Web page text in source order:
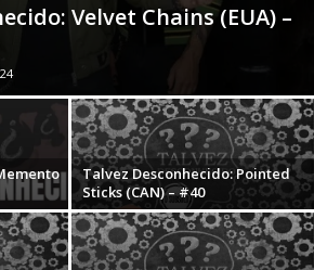
Velvet Chains (EUA) –
Talvez Desconhecido: Pointed
Sticks (CAN) – #40